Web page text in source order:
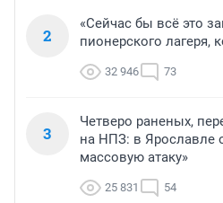
2
«Сейчас бы всё это
пионерского лагеря,
32 946 73
3
Четверо раненых,
на НПЗ: в Ярославле
массовую атаку»
25 831 54